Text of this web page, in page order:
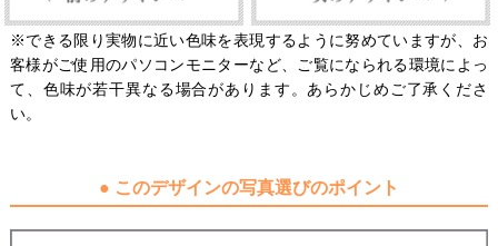
※できる限り実物に近い色味を表現するように努めていますが、お
客様がご使用のパソコンモニターなど、ご覧になられる環境によっ
て、色味が若干異なる場合があります。あらかじめご了承くださ
い。
● このデザインの写真選びのポイント